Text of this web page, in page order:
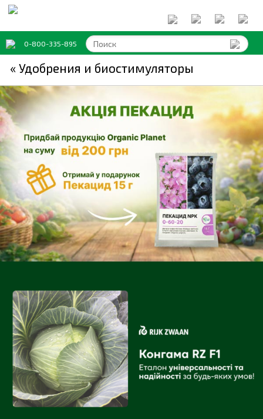
0-800-335-895
« Удобрения и биостимуляторы